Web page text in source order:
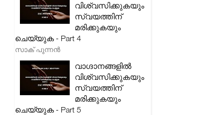
വിശ്വസിക്കുകയും
സ്വയത്തിന്
മരിക്കുകയും
ചെയ്യുക - Part 4
സാക് പുന്നൻ
വാഗ്ദാനങ്ങളിൽ
വിശ്വസിക്കുകയും
സ്വയത്തിന്
മരിക്കുകയും
ചെയ്യുക - Part 5